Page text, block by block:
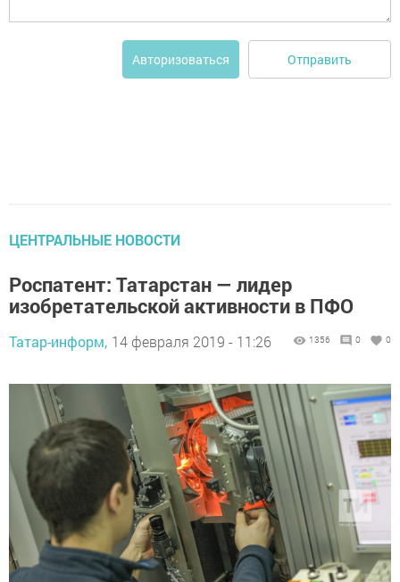
Авторизоваться Отправить
ЦЕНТРАЛЬНЫЕ НОВОСТИ
Роспатент: Татарстан — лидер
изобретательской активности в ПФО
Татар-информ, 14 февраля 2019 - 11:26 1356 0 0